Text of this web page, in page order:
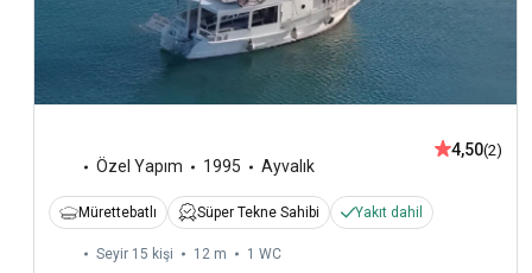
Özel Yapım 1995 Ayvalık
4,50(2)
Mürettebatlı Süper Tekne Sahibi Yakıt dahil
Seyir 15 kişi 12 m 1 WC